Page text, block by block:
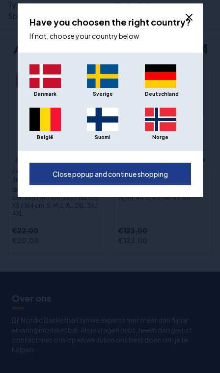
Type sport:
Basketbal
Speciale aanbiedingen:
ANDERE POPULAIRE KEUZES VAN JOMA
Joma Phoenix 3 Basketbal
Jersey - Groen
Sizes
cm, 3XS / 140 cm, 2XS / 152 cm,
XS / 164 cm, S, M, L, XL, 2XL, 3XL,
4XL
€22,00
€20,00
Joma Lithium Zwart -
Basketbalschoenen
½, 44, 44 ½, 45, 46, 47, 48
€123,00
€122,00
Over ons
Bij Nordic Basketball zijn we experts met meer dan 8 jaar
ervaring in basketbal. Als je vragen hebt, neem dan gerust
contact met ons op en we zullen ons best doen om je te
helpen
Have you choosen the right country?
If not, choose your country below
Danmark Sverige Deutschland
België Suomi Norge
Close popup and continue shopping